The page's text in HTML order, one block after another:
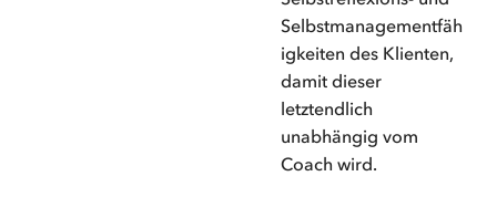
Selbstmanagementfäh
igkeiten des Klienten,
damit dieser
letztendlich
unabhängig vom
Coach wird.